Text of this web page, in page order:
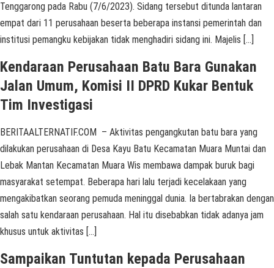
Tenggarong pada Rabu (7/6/2023). Sidang tersebut ditunda lantaran
empat dari 11 perusahaan beserta beberapa instansi pemerintah dan
institusi pemangku kebijakan tidak menghadiri sidang ini. Majelis […]
Kendaraan Perusahaan Batu Bara Gunakan
Jalan Umum, Komisi II DPRD Kukar Bentuk
Tim Investigasi
BERITAALTERNATIF.COM – Aktivitas pengangkutan batu bara yang
dilakukan perusahaan di Desa Kayu Batu Kecamatan Muara Muntai dan
Lebak Mantan Kecamatan Muara Wis membawa dampak buruk bagi
masyarakat setempat. Beberapa hari lalu terjadi kecelakaan yang
mengakibatkan seorang pemuda meninggal dunia. Ia bertabrakan dengan
salah satu kendaraan perusahaan. Hal itu disebabkan tidak adanya jam
khusus untuk aktivitas […]
Sampaikan Tuntutan kepada Perusahaan